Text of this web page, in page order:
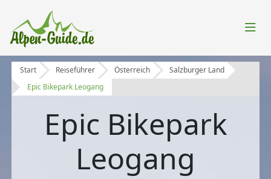
Start Reiseführer Österreich
Salzburger Land
Epic Bikepark Leogang
Epic Bikepark
Leogang